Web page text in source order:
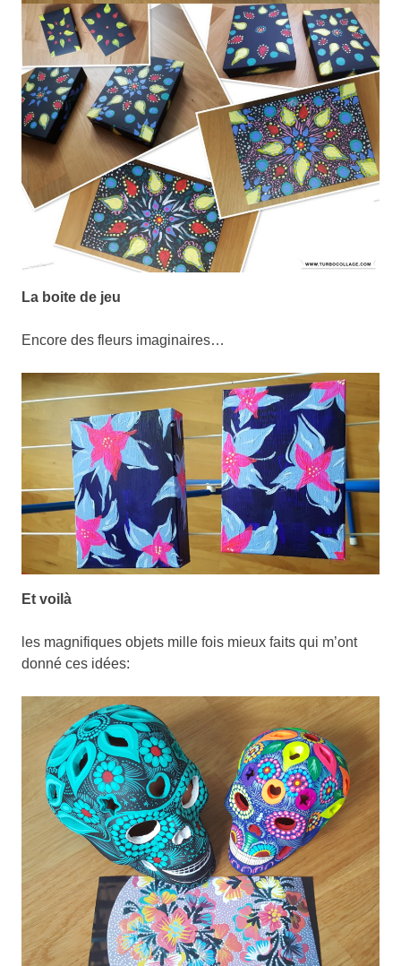
La boite de jeu
Encore des fleurs imaginaires…
Et voilà
les magnifiques objets mille fois mieux faits qui m’ont
donné ces idées: